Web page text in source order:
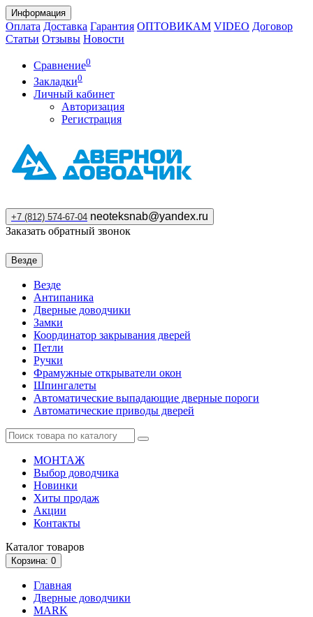
Информация
Оплата Доставка Гарантия ОПТОВИКАМ VIDEO Договор
Статьи Отзывы Новости
Сравнение0
Закладки0
Личный кабинет
Авторизация
Регистрация
+7 (812) 574-67-04 neoteksnab@yandex.ru
Заказать обратный звонок
Везде
Везде
Антипаника
Дверные доводчики
Замки
Координатор закрывания дверей
Петли
Ручки
Фрамужные открыватели окон
Шпингалеты
Автоматические выпадающие дверные пороги
Автоматические приводы дверей
МОНТАЖ
Выбор доводчика
Новинки
Хиты продаж
Акции
Контакты
Каталог товаров
Корзина: 0
Главная
Дверные доводчики
MARK